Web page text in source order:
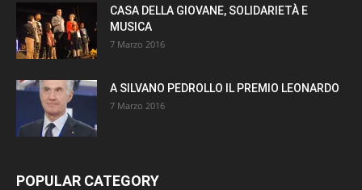
CASA DELLA GIOVANE, SOLIDARIETÀ E
MUSICA
7 Marzo 2016
A SILVANO PEDROLLO IL PREMIO LEONARDO
7 Marzo 2016
POPULAR CATEGORY